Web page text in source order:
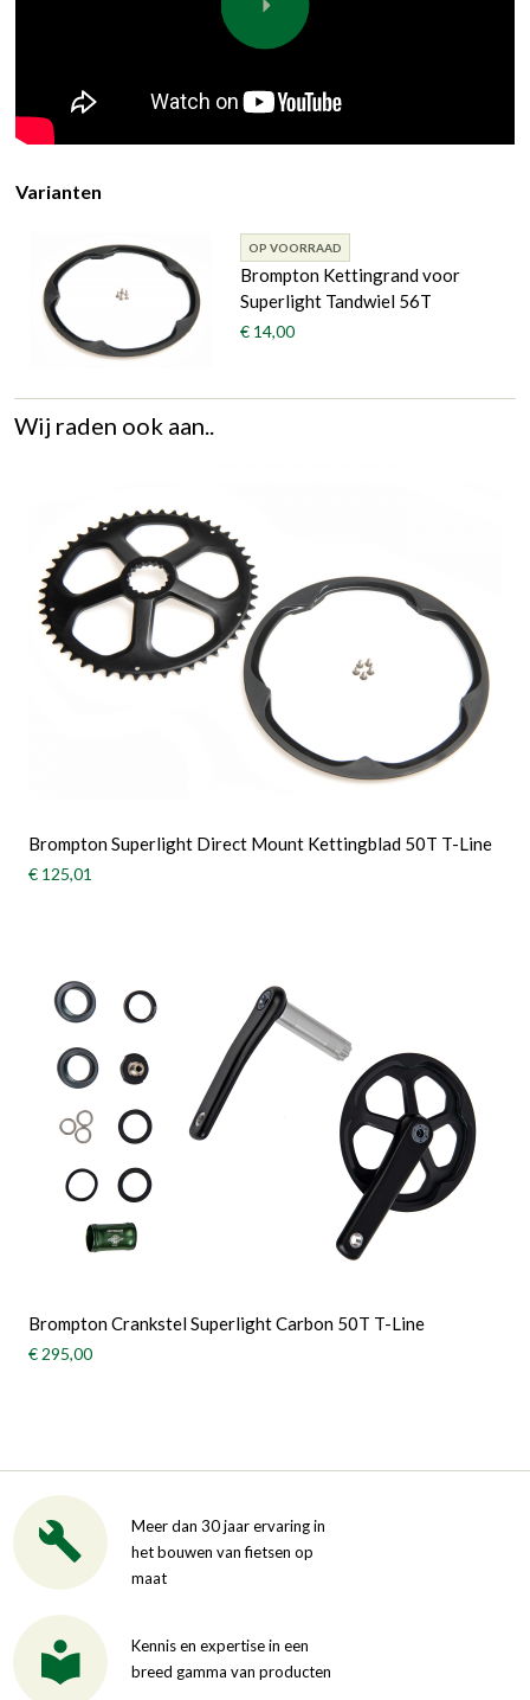
Varianten
OP VOORRAAD
Brompton Kettingrand voor
Superlight Tandwiel 56T
€ 14,00
Wij raden ook aan..
Brompton Superlight Direct Mount Kettingblad 50T T-Line
€ 125,01
Brompton Crankstel Superlight Carbon 50T T-Line
€ 295,00
Meer dan 30 jaar ervaring in
het bouwen van fietsen op
maat
Kennis en expertise in een
breed gamma van producten